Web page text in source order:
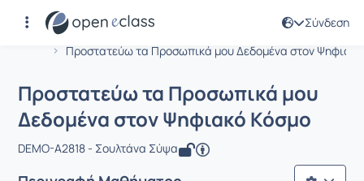
Σύνδεση
Αρχική Σελίδα
Προστατεύω τα Προσωπικά μου Δεδομένα στον
Μάθημα : Προστατεύω τα
Προστατεύω τα Προσωπικά μου
Δεδομένα στον Ψηφιακό Κόσμο
DEMO-A2818 - Σουλτάνα Σύψα